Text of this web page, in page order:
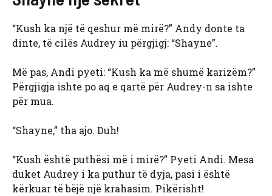
“Kush ka një të qeshur më mirë?” Andy donte ta
dinte, të cilës Audrey iu përgjigj: “Shayne”.
Më pas, Andi pyeti: “Kush ka më shumë karizëm?”
Përgjigja ishte po aq e qartë për Audrey-n sa ishte
për mua.
“Shayne,” tha ajo. Duh!
“Kush është puthësi më i mirë?” Pyeti Andi. Mesa
duket Audrey i ka puthur të dyja, pasi i është
kërkuar të bëjë një krahasim. Pikërisht!